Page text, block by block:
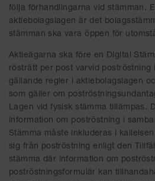
följa förhandlingarna vid stämman.
aktiebolagslagen är det
stämman ska vara öppen för
Aktieägarna ska före en Digital
rösträtt per post varvid poströstning
gällande regler i aktiebolagslagen
som gäller om
Lagen vid fysisk stämma tillämpas.
information om poströstning i
Stämma måste inkluderas i
sig från poströstning enligt den
stämma där information om
poströstningsformulär kan